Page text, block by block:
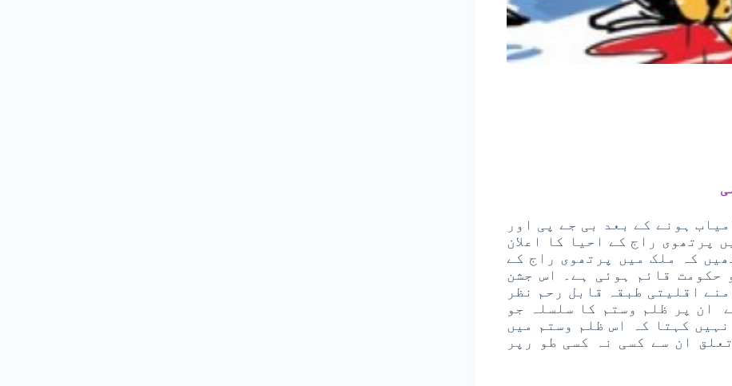
ہونے کے بعد بی جے پی اور
پرتھوی راج کے احیا کا اعلان
کہ ملک میں پرتھوی راج کے
حکومت قائم ہوئی ہے۔ اس جشن
اقلیتی طبقہ قابل رحم نظر
ان پر ظلم وستم کا سلسلہ جو
کہتا کہ اس ظلم وستم میں
ان سے کسی نہ کسی طو رپر